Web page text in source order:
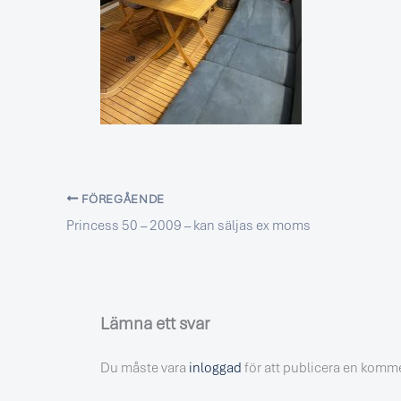
FÖREGÅENDE
Princess 50 – 2009 – kan säljas ex moms
Lämna ett svar
Du måste vara inloggad för att publicera en